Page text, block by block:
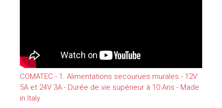
COMATEC - 1. Alimentations secourues murales - 12V
5A et 24V 3A - Durée de vie supérieur à 10 Ans - Made
in Italy